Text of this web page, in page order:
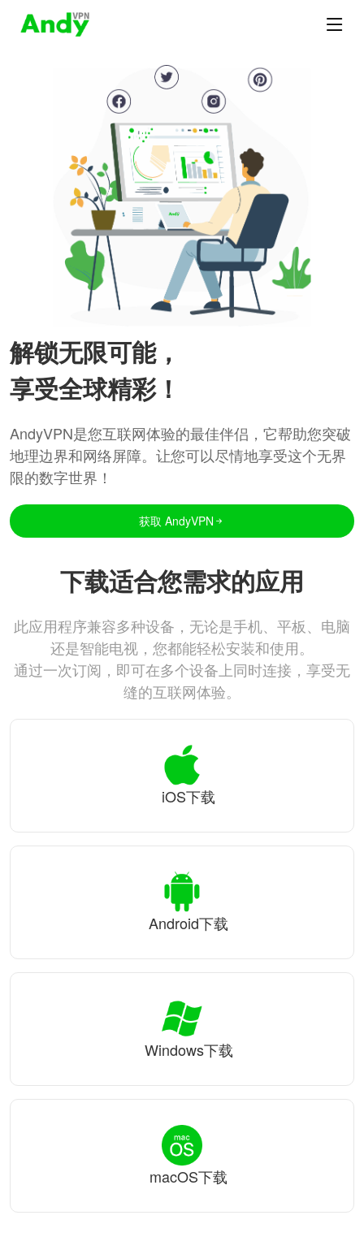
解锁无限可能，
享受全球精彩！
AndyVPN是您互联网体验的最佳伴侣，它帮助您突破
地理边界和网络屏障。让您可以尽情地享受这个无界
限的数字世界！
获取 AndyVPN
下载适合您需求的应用
此应用程序兼容多种设备，无论是手机、平板、电脑
还是智能电视，您都能轻松安装和使用。
通过一次订阅，即可在多个设备上同时连接，享受无
缝的互联网体验。
iOS下载
Android下载
Windows下载
macOS下载